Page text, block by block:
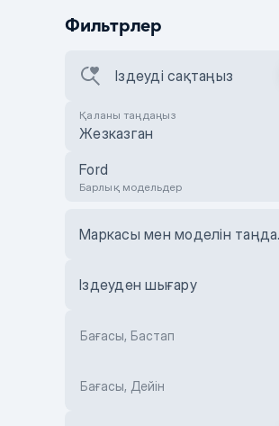
Фильтрлер
Іздеуді сақтаңыз
Қаланы таңдаңыз
Жезказган
Ford
Барлық модельдер
Іздеуден шығару
Бағасы, Бастап
Бағасы, Дейін